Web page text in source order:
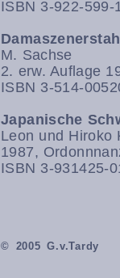
ISBN 3-922-599-
M. Sachse
2. erw. Auflage
ISBN 3-514-
Japanische
Leon und Hiroko
1987,
ISBN 3-931425-
© 2005 G.v.Tardy